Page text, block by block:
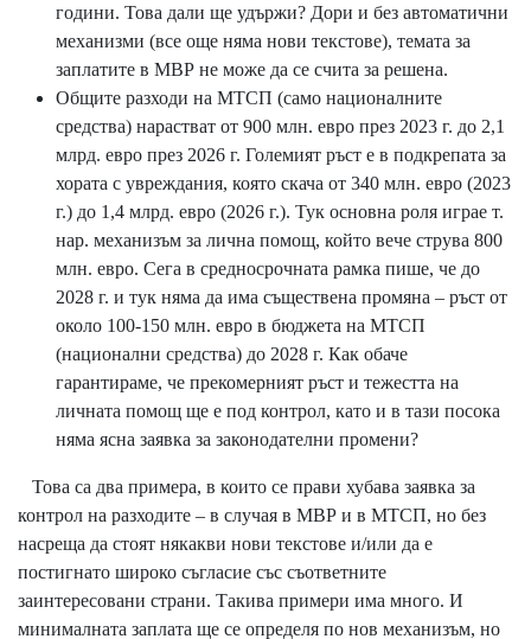
години. Това дали ще удържи? Дори и без автоматични
механизми (все още няма нови текстове), темата за
заплатите в МВР не може да се счита за решена.
Общите разходи на МТСП (само националните
средства) нарастват от 900 млн. евро през 2023 г. до 2,1
млрд. евро през 2026 г. Големият ръст е в подкрепата за
хората с увреждания, която скача от 340 млн. евро (2023
г.) до 1,4 млрд. евро (2026 г.). Тук основна роля играе т.
нар. механизъм за лична помощ, който вече струва 800
млн. евро. Сега в средносрочната рамка пише, че до
2028 г. и тук няма да има съществена промяна – ръст от
около 100-150 млн. евро в бюджета на МТСП
(национални средства) до 2028 г. Как обаче
гарантираме, че прекомерният ръст и тежестта на
личната помощ ще е под контрол, като и в тази посока
няма ясна заявка за законодателни промени?
Това са два примера, в които се прави хубава заявка за
контрол на разходите – в случая в МВР и в МТСП, но без
насреща да стоят някакви нови текстове и/или да е
постигнато широко съгласие със съответните
заинтересовани страни. Такива примери има много. И
минималната заплата ще се определя по нов механизъм, но